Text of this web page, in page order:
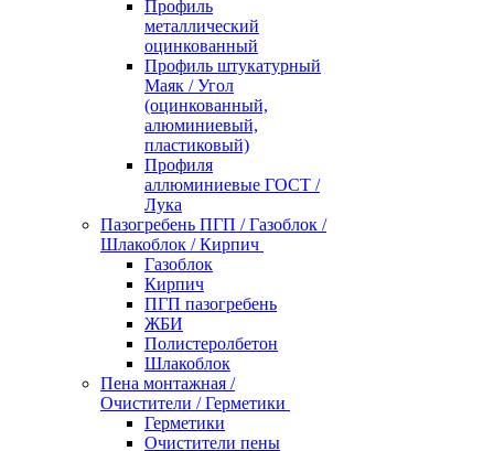
Профиль
металлический
оцинкованный
Профиль штукатурный
Маяк / Угол
(оцинкованный,
алюминиевый,
пластиковый)
Профиля
аллюминиевые ГОСТ /
Лука
Пазогребень ПГП / Газоблок /
Шлакоблок / Кирпич
Газоблок
Кирпич
ПГП пазогребень
ЖБИ
Полистеролбетон
Шлакоблок
Пена монтажная /
Очистители / Герметики
Герметики
Очистители пены